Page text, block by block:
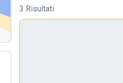
3 Risultati